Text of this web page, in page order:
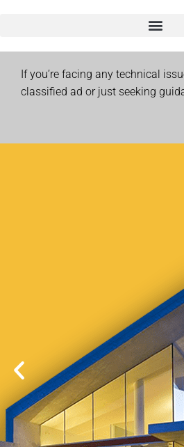
If you’re facing any technical
classified ad or just seeking